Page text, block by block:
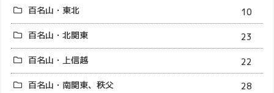
百名山・東北
10
百名山・北関東
23
百名山・上信越
22
百名山・南関東、秩父
28